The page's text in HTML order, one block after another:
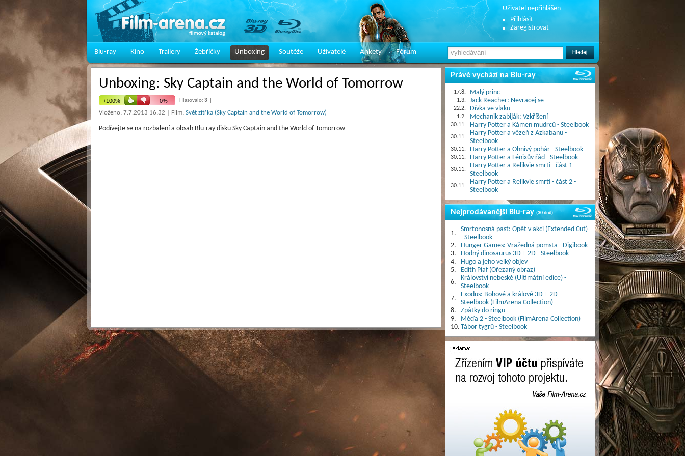
Uživatel nepřihlášen
Přihlásit
Zaregistrovat
Blu-ray Kino Trailery Žebříčky Unboxing Soutěže Uživatelé Ankety Fórum
Unboxing: Sky Captain and the World of Tomorrow
Hlasovalo: 3|
Vloženo: 7.7.2013 16:32 | Film: Svět zítřka (Sky Captain and the World of Tomorrow)
Podívejte se na rozbalení a obsah Blu-ray disku Sky Captain and the World of Tomorrow
Právě vychází na Blu-ray
17.8. Malý princ
1.3. Jack Reacher: Nevracej se
22.2. Dívka ve vlaku
1.2. Mechanik zabiják: Vzkříšení
30.11. Harry Potter a Kámen mudrců - Steelbook
30.11.
Harry Potter a vězeň z Azkabanu -
Steelbook
30.11. Harry Potter a Ohnivý pohár - Steelbook
30.11. Harry Potter a Fénixův řád - Steelbook
30.11.
Harry Potter a Relikvie smrti - část 1 -
Steelbook
30.11.
Harry Potter a Relikvie smrti - část 2 -
Steelbook
Nejprodávanější Blu-ray(30 dnů)
1.
Smrtonosná past: Opět v akci (Extended Cut)
- Steelbook
2.
Hunger Games: Vražedná pomsta - Digibook
3.
Hodný dinosaurus 3D + 2D - Steelbook
4.
Hugo a jeho velký objev
5.
Edith Piaf (Ořezaný obraz)
6.
Království nebeské (Ultimátní edice) -
Steelbook
7.
Exodus: Bohové a králové 3D + 2D -
Steelbook (FilmArena Collection)
8.
Zpátky do ringu
9.
Méďa 2 - Steelbook (FilmArena Collection)
10. Tábor tygrů - Steelbook